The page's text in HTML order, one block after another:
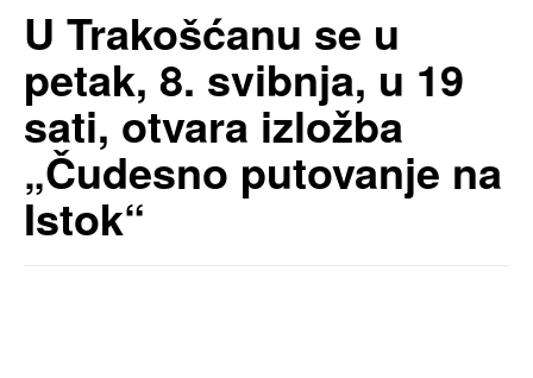
U Trakošćanu se u
petak, 8. svibnja, u 19
sati, otvara izložba
„Čudesno putovanje na
Istok“